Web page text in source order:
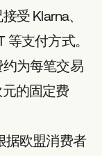
受 Klarna、
等支付方式。
为每笔交易
元的固定费
据欧盟消费者